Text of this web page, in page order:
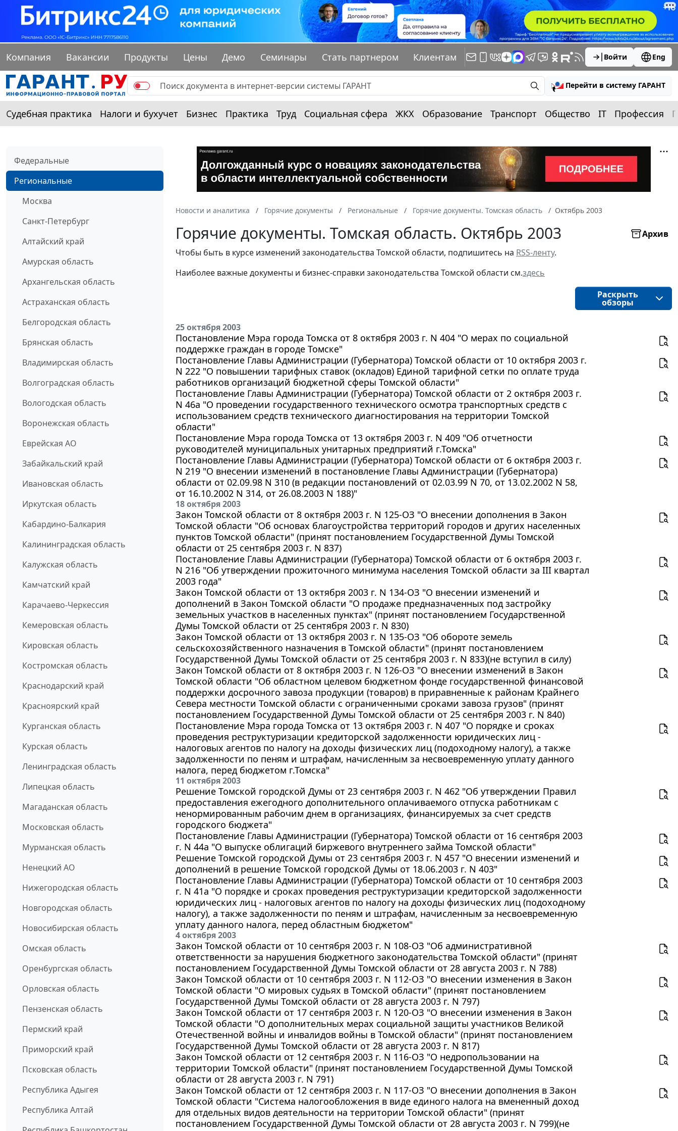
Компания Вакансии Продукты Цены Демо Семинары Стать партнером Клиентам Войти Eng
Перейти в систему ГАРАНТ
Судебная практика Налоги и бухучет Бизнес Практика Труд Социальная сфера ЖКХ Образование Транспорт Общество IT Профессия
Федеральные
Региональные
Москва
Санкт-Петербург
Алтайский край
Амурская область
Архангельская область
Астраханская область
Белгородская область
Брянская область
Владимирская область
Волгоградская область
Вологодская область
Воронежская область
Еврейская АО
Забайкальский край
Ивановская область
Иркутская область
Кабардино-Балкария
Калининградская область
Калужская область
Камчатский край
Карачаево-Черкессия
Кемеровская область
Кировская область
Костромская область
Краснодарский край
Красноярский край
Курганская область
Курская область
Ленинградская область
Липецкая область
Магаданская область
Московская область
Мурманская область
Ненецкий АО
Нижегородская область
Новгородская область
Новосибирская область
Омская область
Оренбургская область
Орловская область
Пензенская область
Пермский край
Приморский край
Псковская область
Республика Адыгея
Республика Алтай
Новости и аналитика Горячие документы Региональные Горячие документы. Томская область Октябрь 2003
Горячие документы. Томская область. Октябрь 2003
Архив
Чтобы быть в курсе изменений законодательства Томской области, подпишитесь на RSS-ленту.
Наиболее важные документы и бизнес-справки законодательства Томской области см.здесь
Раскрыть
обзоры
25 октября 2003
Постановление Мэра города Томска от 8 октября 2003 г. N 404 "О мерах по социальной
поддержке граждан в городе Томске"
Постановление Главы Администрации (Губернатора) Томской области от 10 октября 2003 г.
N 222 "О повышении тарифных ставок (окладов) Единой тарифной сетки по оплате труда
работников организаций бюджетной сферы Томской области"
Постановление Главы Администрации (Губернатора) Томской области от 2 октября 2003 г.
N 46а "О проведении государственного технического осмотра транспортных средств с
использованием средств технического диагностирования на территории Томской
области"
Постановление Мэра города Томска от 13 октября 2003 г. N 409 "Об отчетности
руководителей муниципальных унитарных предприятий г.Томска"
Постановление Главы Администрации (Губернатора) Томской области от 6 октября 2003 г.
N 219 "О внесении изменений в постановление Главы Администрации (Губернатора)
области от 02.09.98 N 310 (в редакции постановлений от 02.03.99 N 70, от 13.02.2002 N 58,
от 16.10.2002 N 314, от 26.08.2003 N 188)"
18 октября 2003
Закон Томской области от 8 октября 2003 г. N 125-ОЗ "О внесении дополнения в Закон
Томской области "Об основах благоустройства территорий городов и других населенных
пунктов Томской области" (принят постановлением Государственной Думы Томской
области от 25 сентября 2003 г. N 837)
Постановление Главы Администрации (Губернатора) Томской области от 6 октября 2003 г.
N 216 "Об утверждении прожиточного минимума населения Томской области за III квартал
2003 года"
Закон Томской области от 13 октября 2003 г. N 134-ОЗ "О внесении изменений и
дополнений в Закон Томской области "О продаже предназначенных под застройку
земельных участков в населенных пунктах" (принят постановлением Государственной
Думы Томской области от 25 сентября 2003 г. N 830)
Закон Томской области от 13 октября 2003 г. N 135-ОЗ "Об обороте земель
сельскохозяйственного назначения в Томской области" (принят постановлением
Государственной Думы Томской области от 25 сентября 2003 г. N 833)(не вступил в силу)
Закон Томской области от 8 октября 2003 г. N 126-ОЗ "О внесении изменений в Закон
Томской области "Об областном целевом бюджетном фонде государственной финансовой
поддержки досрочного завоза продукции (товаров) в приравненные к районам Крайнего
Севера местности Томской области с ограниченными сроками завоза грузов" (принят
постановлением Государственной Думы Томской области от 25 сентября 2003 г. N 840)
Постановление Мэра города Томска от 13 октября 2003 г. N 407 "О порядке и сроках
проведения реструктуризации кредиторской задолженности юридических лиц -
налоговых агентов по налогу на доходы физических лиц (подоходному налогу), а также
задолженности по пеням и штрафам, начисленным за несвоевременную уплату данного
налога, перед бюджетом г.Томска"
11 октября 2003
Решение Томской городской Думы от 23 сентября 2003 г. N 462 "Об утверждении Правил
предоставления ежегодного дополнительного оплачиваемого отпуска работникам с
ненормированным рабочим днем в организациях, финансируемых за счет средств
городского бюджета"
Постановление Главы Администрации (Губернатора) Томской области от 16 сентября 2003
г. N 44а "О выпуске облигаций биржевого внутреннего займа Томской области"
Решение Томской городской Думы от 23 сентября 2003 г. N 457 "О внесении изменений и
дополнений в решение Томской городской Думы от 18.06.2003 г. N 403"
Постановление Главы Администрации (Губернатора) Томской области от 10 сентября 2003
г. N 41а "О порядке и сроках проведения реструктуризации кредиторской задолженности
юридических лиц - налоговых агентов по налогу на доходы физических лиц (подоходному
налогу), а также задолженности по пеням и штрафам, начисленным за несвоевременную
уплату данного налога, перед областным бюджетом"
4 октября 2003
Закон Томской области от 10 сентября 2003 г. N 108-ОЗ "Об административной
ответственности за нарушения бюджетного законодательства Томской области" (принят
постановлением Государственной Думы Томской области от 28 августа 2003 г. N 788)
Закон Томской области от 10 сентября 2003 г. N 112-ОЗ "О внесении изменения в Закон
Томской области "О мировых судьях в Томской области" (принят постановлением
Государственной Думы Томской области от 28 августа 2003 г. N 797)
Закон Томской области от 17 сентября 2003 г. N 120-ОЗ "О внесении изменения в Закон
Томской области "О дополнительных мерах социальной защиты участников Великой
Отечественной войны и инвалидов войны в Томской области" (принят постановлением
Государственной Думы Томской области от 28 августа 2003 г. N 817)
Закон Томской области от 12 сентября 2003 г. N 116-ОЗ "О недропользовании на
территории Томской области" (принят постановлением Государственной Думы Томской
области от 28 августа 2003 г. N 791)
Закон Томской области от 12 сентября 2003 г. N 117-ОЗ "О внесении дополнения в Закон
Томской области "Система налогообложения в виде единого налога на вмененный доход
для отдельных видов деятельности на территории Томской области" (принят
постановлением Государственной Думы Томской области от 28 августа 2003 г. N 799)(не